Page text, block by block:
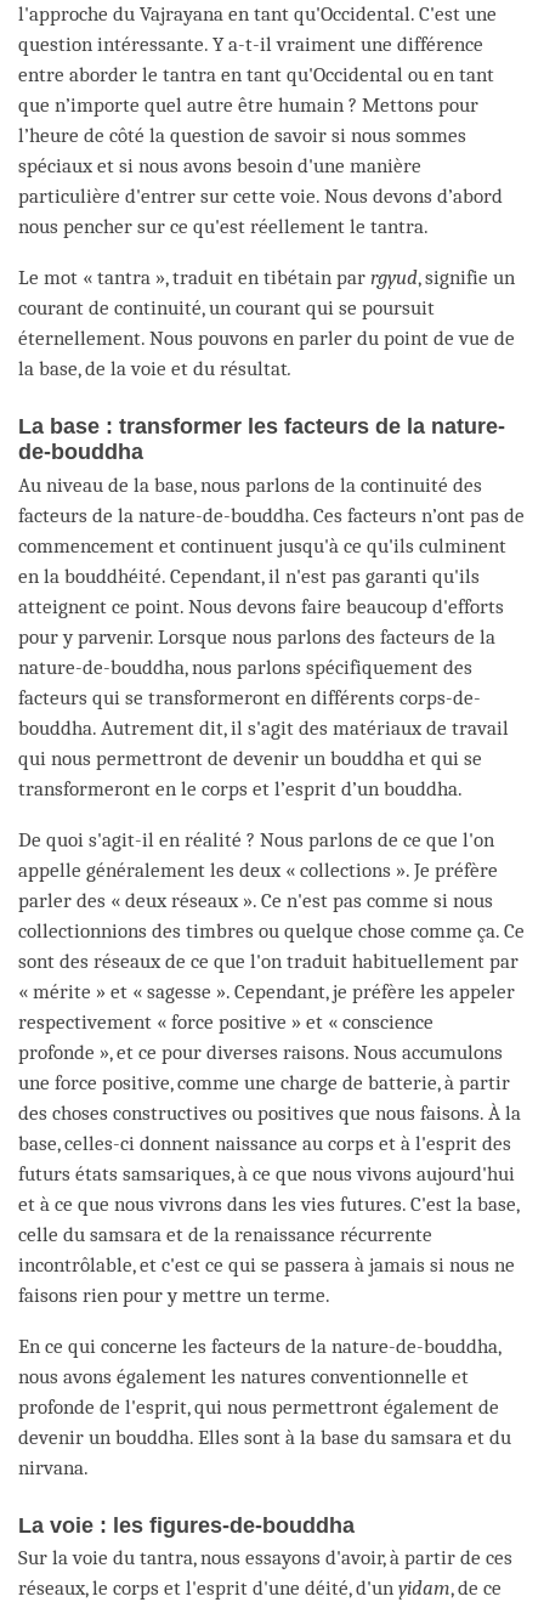
l'approche du Vajrayana en tant qu'Occidental. C'est une
question intéressante. Y a-t-il vraiment une différence
entre aborder le tantra en tant qu'Occidental ou en tant
que n’importe quel autre être humain ? Mettons pour
l’heure de côté la question de savoir si nous sommes
spéciaux et si nous avons besoin d'une manière
particulière d'entrer sur cette voie. Nous devons d’abord
nous pencher sur ce qu'est réellement le tantra.
Le mot « tantra », traduit en tibétain par rgyud, signifie un
courant de continuité, un courant qui se poursuit
éternellement. Nous pouvons en parler du point de vue de
la base, de la voie et du résultat.
La base : transformer les facteurs de la nature-
de-bouddha
Au niveau de la base, nous parlons de la continuité des
facteurs de la nature-de-bouddha. Ces facteurs n’ont pas de
commencement et continuent jusqu'à ce qu'ils culminent
en la bouddhéité. Cependant, il n'est pas garanti qu'ils
atteignent ce point. Nous devons faire beaucoup d'efforts
pour y parvenir. Lorsque nous parlons des facteurs de la
nature-de-bouddha, nous parlons spécifiquement des
facteurs qui se transformeront en différents corps-de-
bouddha. Autrement dit, il s'agit des matériaux de travail
qui nous permettront de devenir un bouddha et qui se
transformeront en le corps et l’esprit d’un bouddha.
De quoi s'agit-il en réalité ? Nous parlons de ce que l'on
appelle généralement les deux « collections ». Je préfère
parler des « deux réseaux ». Ce n'est pas comme si nous
collectionnions des timbres ou quelque chose comme ça. Ce
sont des réseaux de ce que l'on traduit habituellement par
« mérite » et « sagesse ». Cependant, je préfère les appeler
respectivement « force positive » et « conscience
profonde », et ce pour diverses raisons. Nous accumulons
une force positive, comme une charge de batterie, à partir
des choses constructives ou positives que nous faisons. À la
base, celles-ci donnent naissance au corps et à l'esprit des
futurs états samsariques, à ce que nous vivons aujourd'hui
et à ce que nous vivrons dans les vies futures. C'est la base,
celle du samsara et de la renaissance récurrente
incontrôlable, et c'est ce qui se passera à jamais si nous ne
faisons rien pour y mettre un terme.
En ce qui concerne les facteurs de la nature-de-bouddha,
nous avons également les natures conventionnelle et
profonde de l'esprit, qui nous permettront également de
devenir un bouddha. Elles sont à la base du samsara et du
nirvana.
La voie : les figures-de-bouddha
Sur la voie du tantra, nous essayons d'avoir, à partir de ces
réseaux, le corps et l'esprit d'une déité, d'un yidam, de ce